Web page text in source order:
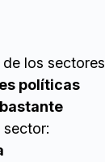
los sectores
políticas